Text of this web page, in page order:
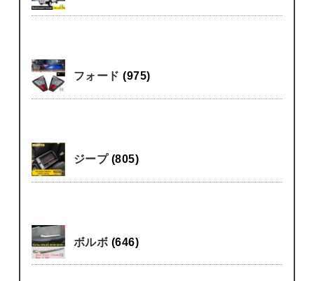
フォード(975)
ジープ (805)
ボルボ (646)